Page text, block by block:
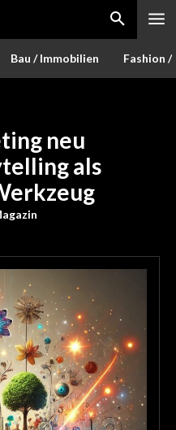
Bau / Immobilien Fashion /
neu
als